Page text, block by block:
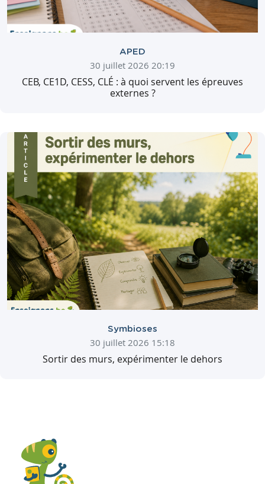
APED
30 juillet 2026 20:19
CEB, CE1D, CESS, CLÉ : à quoi servent les épreuves
externes ?
Symbioses
30 juillet 2026 15:18
Sortir des murs, expérimenter le dehors